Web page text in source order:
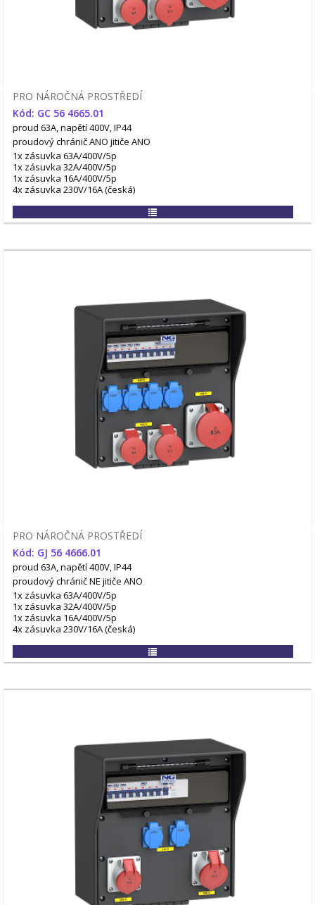
PRO NÁROČNÁ PROSTŘEDÍ
Kód: GC 56 4665.01
proud 63A, napětí 400V, IP44
proudový chránič ANO jitiče ANO
1x zásuvka 63A/400V/5p
1x zásuvka 32A/400V/5p
1x zásuvka 16A/400V/5p
4x zásuvka 230V/16A (česká)
PRO NÁROČNÁ PROSTŘEDÍ
Kód: GJ 56 4666.01
proud 63A, napětí 400V, IP44
proudový chránič NE jitiče ANO
1x zásuvka 63A/400V/5p
1x zásuvka 32A/400V/5p
1x zásuvka 16A/400V/5p
4x zásuvka 230V/16A (česká)